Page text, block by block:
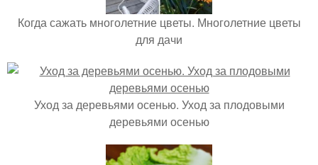
Когда сажать многолетние цветы. Многолетние цветы
для дачи
Уход за деревьями осенью. Уход за плодовыми
деревьями осенью